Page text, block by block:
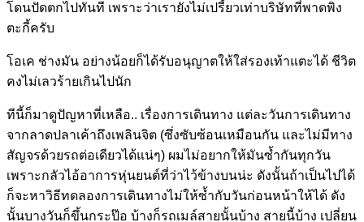
โดนปัดตกไปทันที เพราะว่าเรายังไม่เปรี้ยวเท่าบริษัทที่พาดพิง
ตะกี้ครับ
โอเค ช่างมัน อย่างน้อยก็ได้รับอนุญาตให้ใส่รองเท้าแตะได้ ชีวิต
คงไม่เลวร้ายเกินไปนัก
ทีนี้ก็มาดูปัญหาที่เหลือ.. เรื่องการเดินทาง แต่ละวันการเดินทาง
จากลาดปลาเค้าถึงเพลินจิต (ซึ่งซับซ้อนเหมือนกัน และไม่มีทาง
สัญจรด้วยรถต่อเดียวได้แน่ๆ) ผมไม่อยากให้มันซ้ำกันทุกวัน
เพราะกลัวไอ้อาการหุ่นยนต์ที่ว่าไว้ข้างบนน่ะ ดังนั้นถ้าเป็นไปได้
ก็จะหาวิธีทดลองการเดินทางไม่ให้ซ้ำกับวันก่อนหน้าให้ได้ ดัง
นั้นบางวันก็ขึ้นกระป๊อ บ้างก็รถเมล์สายนั้นบ้าง สายนี้บ้าง เปลี่ยน